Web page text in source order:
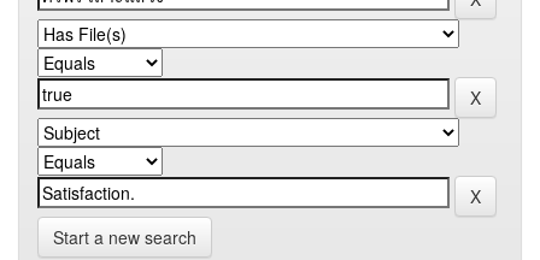
Start a new search